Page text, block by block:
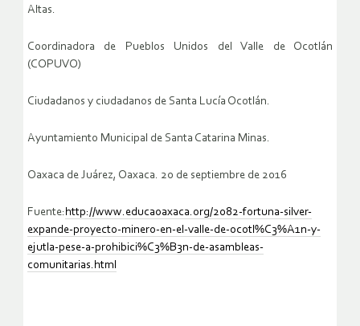
Altas.
Coordinadora de Pueblos Unidos del Valle de Ocotlán
(COPUVO)
Ciudadanos y ciudadanos de Santa Lucía Ocotlán.
Ayuntamiento Municipal de Santa Catarina Minas.
Oaxaca de Juárez, Oaxaca. 20 de septiembre de 2016
Fuente: http://www.educaoaxaca.org/2082-fortuna-silver-
expande-proyecto-minero-en-el-valle-de-ocotl%C3%A1n-y-
ejutla-pese-a-prohibici%C3%B3n-de-asambleas-
comunitarias.html